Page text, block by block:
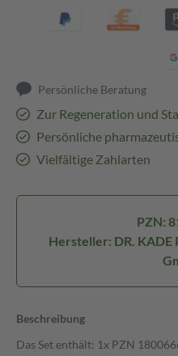
Persönliche Beratung
Zur Regeneration und
Persönliche
Vielfältige Zahlarten
PZN:
Hersteller: DR. KADE
Beschreibung
Das Set enthält: 1x PZN